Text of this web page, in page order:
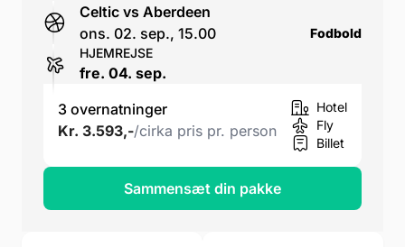
Celtic vs Aberdeen
ons. 02. sep., 15.00
Fodbold
HJEMREJSE
fre. 04. sep.
3 overnatninger
Kr. 3.593,-/cirka pris pr. person
Hotel
Fly
Billet
Sammensæt din pakke